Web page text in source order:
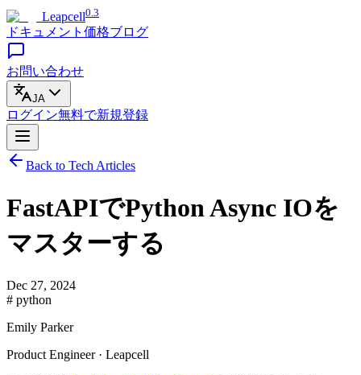
Leapcell0.3
ドキュメント 価格ブログ
お問い合わせ
JA
ログイン無料で新規登録
Back to Tech Articles
FastAPIでPython Async IOを
マスターする
Dec 27, 2024
# python
Emily Parker
Product Engineer · Leapcell